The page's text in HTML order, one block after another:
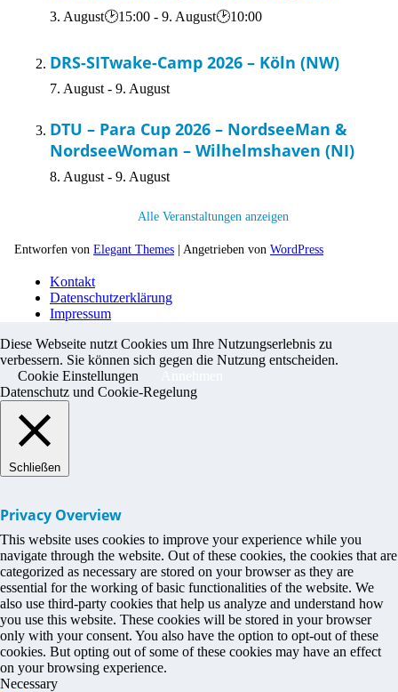
3. August🕑15:00 - 9. August🕑10:00
DRS-SITwake-Camp 2026 – Köln (NW)
7. August - 9. August
DTU – Para Cup 2026 – NordseeMan &
NordseeWoman – Wilhelmshaven (NI)
8. August - 9. August
Alle Veranstaltungen anzeigen
Entworfen von Elegant Themes | Angetrieben von WordPress
Kontakt
Datenschutzerklärung
Impressum
Diese Webseite nutzt Cookies um Ihre Nutzungserlebnis zu
verbessern. Sie können sich gegen die Nutzung entscheiden.
Cookie Einstellungen
Datenschutz und Cookie-Regelung
Schließen
Privacy Overview
This website uses cookies to improve your experience while you
navigate through the website. Out of these cookies, the cookies that are
categorized as necessary are stored on your browser as they are
essential for the working of basic functionalities of the website. We
also use third-party cookies that help us analyze and understand how
you use this website. These cookies will be stored in your browser
only with your consent. You also have the option to opt-out of these
cookies. But opting out of some of these cookies may have an effect
on your browsing experience.
Necessary